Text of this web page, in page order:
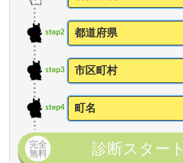
step2
step3
step4
完全
無料
診断スタート